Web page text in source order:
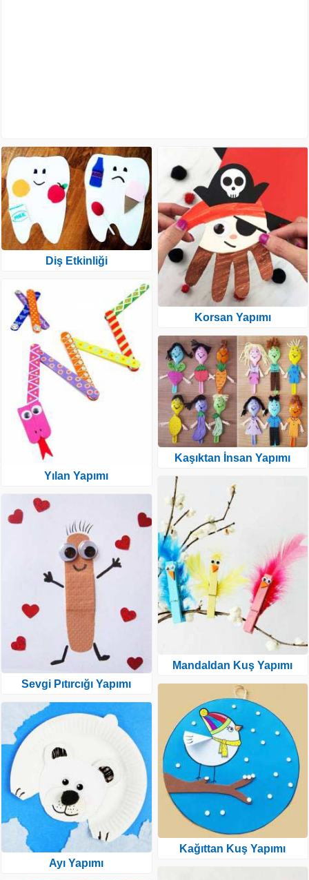
Diş Etkinliği
Yılan Yapımı
Sevgi Pıtırcığı Yapımı
Ayı Yapımı
Korsan Yapımı
Kaşıktan İnsan Yapımı
Mandaldan Kuş Yapımı
Kağıttan Kuş Yapımı